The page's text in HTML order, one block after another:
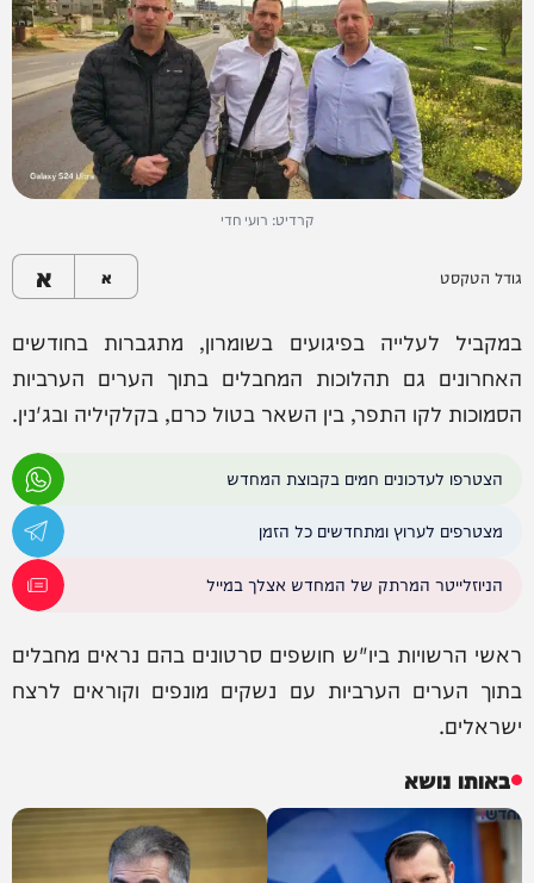
קרדיט: רועי חדי
גודל הטקסט א א
במקביל לעלייה בפיגועים בשומרון, מתגברות בחודשים
האחרונים גם תהלוכות המחבלים בתוך הערים הערביות
הסמוכות לקו התפר, בין השאר בטול כרם, בקלקיליה ובג'נין.
הצטרפו לעדכונים חמים בקבוצת המחדש
מצטרפים לערוץ ומתחדשים כל הזמן
הניוזלייטר המרתק של המחדש אצלך במייל
ראשי הרשויות ביו"ש חושפים סרטונים בהם נראים מחבלים
בתוך הערים הערביות עם נשקים מונפים וקוראים לרצח
ישראלים.
באותו נושא